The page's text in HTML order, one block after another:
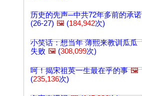
历史的先声─中共72年多前的承诺
(26-27) 🖼️ (184,942次)
小笑话：想当年 薄熙来教训瓜瓜
失败 🖼️ (308,099次)
呵！揭宋祖英一生最在乎的事 🖼️
(235,136次)